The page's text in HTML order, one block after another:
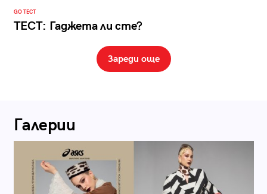
GO ТЕСТ
ТЕСТ: Гаджета ли сте?
Зареди още
Галерии